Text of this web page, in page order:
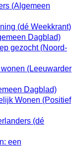
(Algemeen
(dé Weekkrant)
Dagblad)
gezocht (Noord-
(Leeuwarder
Dagblad)
Wonen (Positief
(dé
een